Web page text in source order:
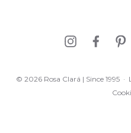
© 2026 Rosa Clará | Since 1995 ·